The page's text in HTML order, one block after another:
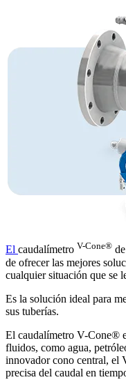
El caudalímetro V-Cone® de
de ofrecer las mejores
cualquier situación que se
Es la solución ideal para
sus tuberías.
El caudalímetro V-Cone®
fluidos, como agua,
innovador cono central, el
precisa del caudal en